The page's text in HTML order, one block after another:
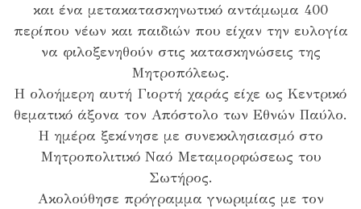
και ένα μετακατασκηνωτικό αντάμωμα 400
περίπου νέων και παιδιών που είχαν την ευλογία
να φιλοξενηθούν στις κατασκηνώσεις της
Μητροπόλεως.
Η ολοήμερη αυτή Γιορτή χαράς είχε ως Κεντρικό
θεματικό άξονα τον Απόστολο των Εθνών Παύλο.
Η ημέρα ξεκίνησε με συνεκκλησιασμό στο
Μητροπολιτικό Ναό Μεταμορφώσεως του
Σωτήρος.
Ακολούθησε πρόγραμμα γνωριμίας με τον